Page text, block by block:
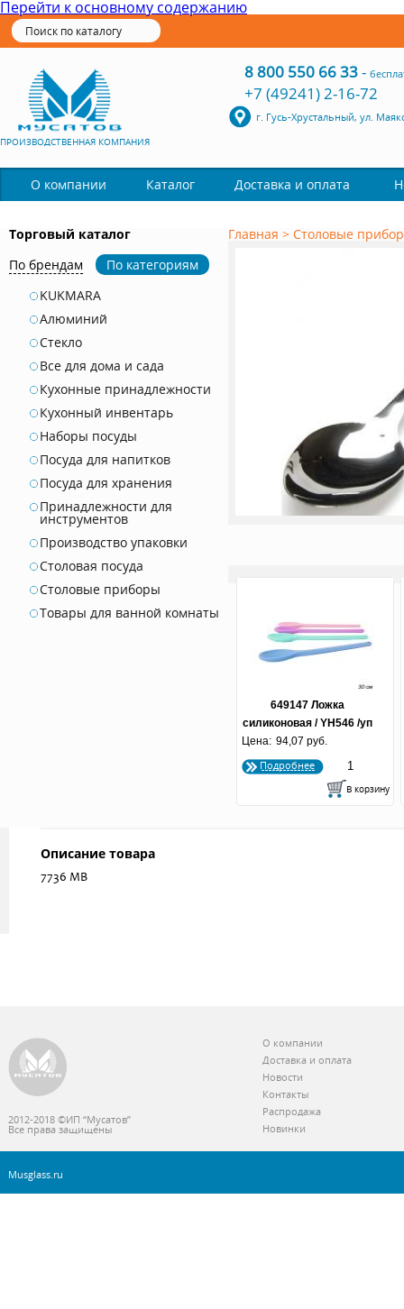
Перейти к основному содержанию
ПРОИЗВОДСТВЕННАЯ КОМПАНИЯ
8 800 550 66 33-
+7 (49241) 2-16-72
г. Гусь-Хрустальный, ул.
О компании Каталог Доставка и оплата
Торговый каталог
По брендам
По категориям
KUKMARA
Алюминий
Стекло
Все для дома и сада
Кухонные принадлежности
Кухонный инвентарь
Наборы посуды
Посуда для напитков
Посуда для хранения
Принадлежности для
инструментов
Производство упаковки
Столовая посуда
Столовые приборы
Товары для ванной комнаты
Главная > Столовые
649147 Ложка
силиконовая / YH546 /уп
240/
Цена: 94,07 руб.
Подробнее
Описание товара
7736 МВ
2012-2018 ©ИП “Мусатов”
Все права защищены
О компании
Доставка и оплата
Новости
Контакты
Распродажа
Новинки
Musglass.ru